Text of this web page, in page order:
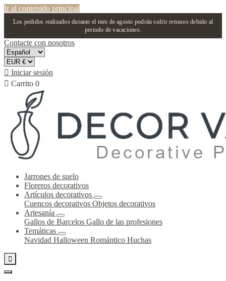
Ir al contenido principal
Los pedidos realizados durante el mes de agosto podrán sufrir retrasos debido al
periodo de vacaciones.
Contacte con nosotros
 Iniciar sesión
 Carrito 0
Jarrones de suelo
Floreros decorativos
Artículos decorativos
Cuencos decorativos Objetos decorativos
Artesanía
Gallos de Barcelos Gallo de las profesiones
Temáticas
Navidad Halloween Romántico Huchas
